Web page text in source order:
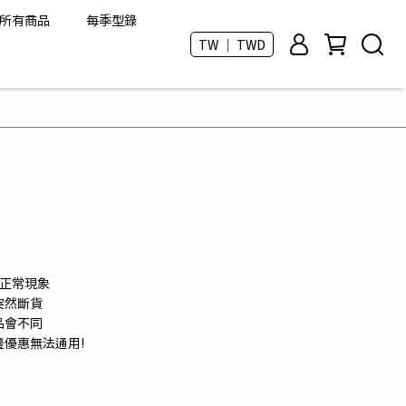
所有商品 每季型錄
TW ｜ TWD
常現象
然斷貨
會不同
惠無法通用!